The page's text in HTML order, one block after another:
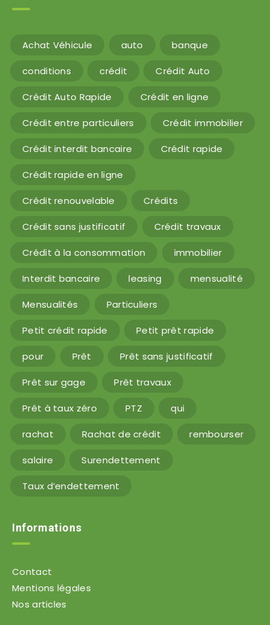
Achat Véhicule auto banque
conditions crédit Crédit Auto
Crédit Auto Rapide Crédit en ligne
Crédit entre particuliers Crédit immobilier
Crédit interdit bancaire Crédit rapide
Crédit rapide en ligne
Crédit renouvelable Crédits
Crédit sans justificatif Crédit travaux
Crédit à la consommation immobilier
Interdit bancaire leasing mensualité
Mensualités Particuliers
Petit crédit rapide Petit prêt rapide
pour Prêt Prêt sans justificatif
Prêt sur gage Prêt travaux
Prêt à taux zéro PTZ qui
rachat Rachat de crédit rembourser
salaire Surendettement
Taux d’endettement
Informations
Contact
Mentions légales
Nos articles